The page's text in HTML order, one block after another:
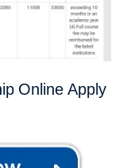
Online Apply